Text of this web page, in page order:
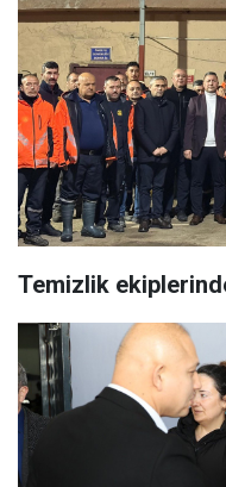
Temizlik